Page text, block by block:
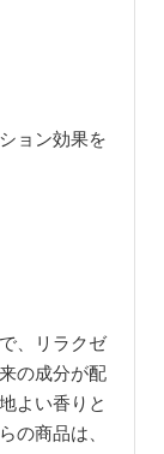
ョン効果を
、リラクゼ
の成分が配
よい香りと
の商品は、